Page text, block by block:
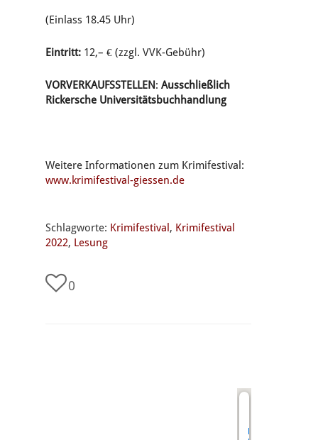
(Einlass 18.45 Uhr)
Eintritt: 12,– € (zzgl. VVK-Gebühr)
VORVERKAUFSSTELLEN: Ausschließlich
Rickersche Universitätsbuchhandlung
Weitere Informationen zum Krimifestival:
www.krimifestival-giessen.de
Schlagworte: Krimifestival , Krimifestival
2022, Lesung
0
Rickersche